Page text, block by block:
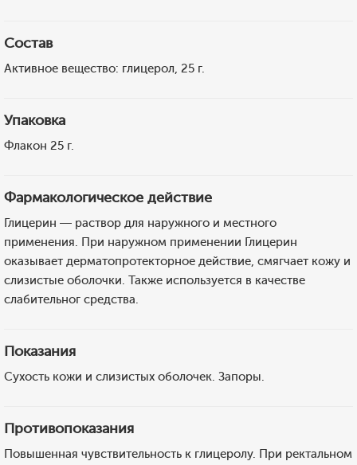
Состав
Активное вещество: глицерол, 25 г.
Упаковка
Флакон 25 г.
Фармакологическое действие
Глицерин — раствор для наружного и местного
применения. При наружном применении Глицерин
оказывает дерматопротекторное действие, смягчает кожу и
слизистые оболочки. Также используется в качестве
слабительног средства.
Показания
Сухость кожи и слизистых оболочек. Запоры.
Противопоказания
Повышенная чувствительность к глицеролу. При ректальном